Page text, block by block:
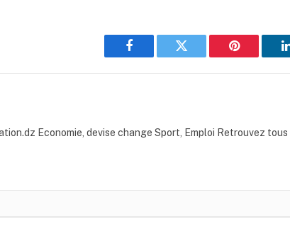
Facebook Twitter Pinterest
Economie, devise change Sport, Emploi Retrouvez